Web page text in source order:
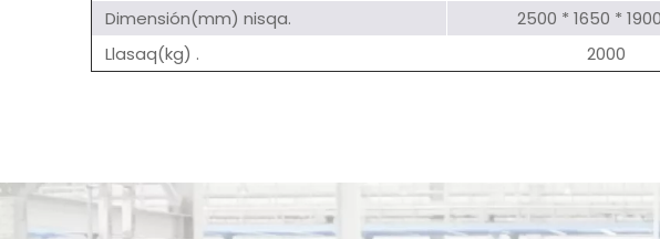
Dimensión(mm) nisqa.
2500 * 1650 *
Llasaq(kg) .
2000